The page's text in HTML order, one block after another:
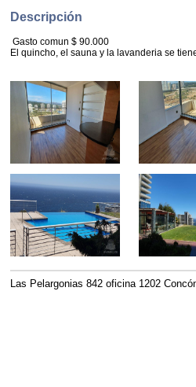
Descripción
Gasto comun $ 90.000
El quincho, el sauna y la lavanderia se
Las Pelargonias 842 oficina 1202